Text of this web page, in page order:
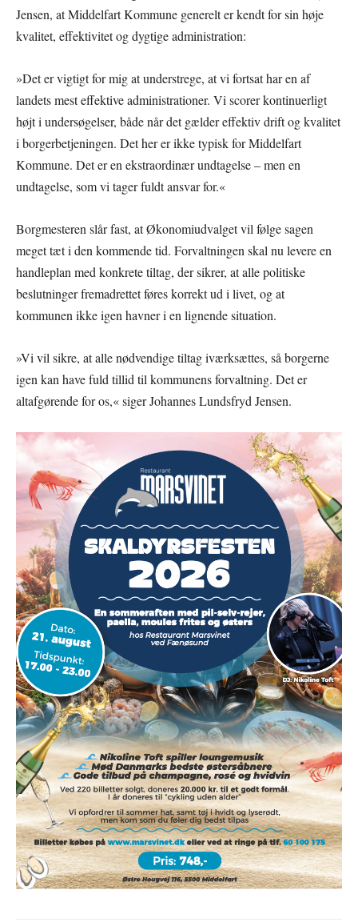
Jensen, at Middelfart Kommune generelt er kendt for sin høje
kvalitet, effektivitet og dygtige administration:
»Det er vigtigt for mig at understrege, at vi fortsat har en af
landets mest effektive administrationer. Vi scorer kontinuerligt
højt i undersøgelser, både når det gælder effektiv drift og kvalitet
i borgerbetjeningen. Det her er ikke typisk for Middelfart
Kommune. Det er en ekstraordinær undtagelse – men en
undtagelse, som vi tager fuldt ansvar for.«
Borgmesteren slår fast, at Økonomiudvalget vil følge sagen
meget tæt i den kommende tid. Forvaltningen skal nu levere en
handleplan med konkrete tiltag, der sikrer, at alle politiske
beslutninger fremadrettet føres korrekt ud i livet, og at
kommunen ikke igen havner i en lignende situation.
»Vi vil sikre, at alle nødvendige tiltag iværksættes, så borgerne
igen kan have fuld tillid til kommunens forvaltning. Det er
altafgørende for os,« siger Johannes Lundsfryd Jensen.